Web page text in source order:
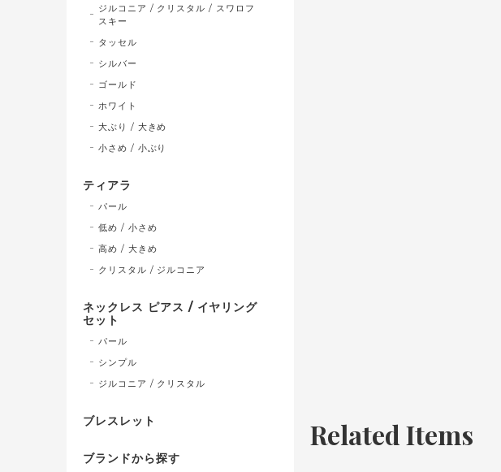
Related Items
ジルコニア / クリスタル / スワロフ
スキー
タッセル
シルバー
ゴールド
ホワイト
大ぶり / 大きめ
小さめ / 小ぶり
ティアラ
パール
低め / 小さめ
高め / 大きめ
クリスタル / ジルコニア
ネックレス ピアス / イヤリング
セット
パール
シンプル
ジルコニア / クリスタル
ブレスレット
ブランドから探す